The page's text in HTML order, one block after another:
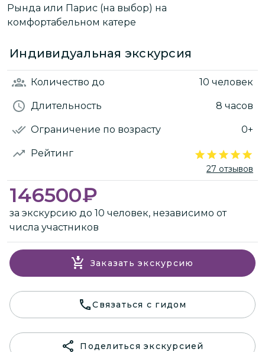
Рында или Парис (на выбор) на
комфортабельном катере
Индивидуальная экскурсия
Количество до 10 человек
Длительность 8 часов
Ограничение по возрасту 0+
Рейтинг
27 отзывов
146500₽
за экскурсию до 10 человек, независимо от
числа участников
Заказать экскурсию
Связаться с гидом
Поделиться экскурсией